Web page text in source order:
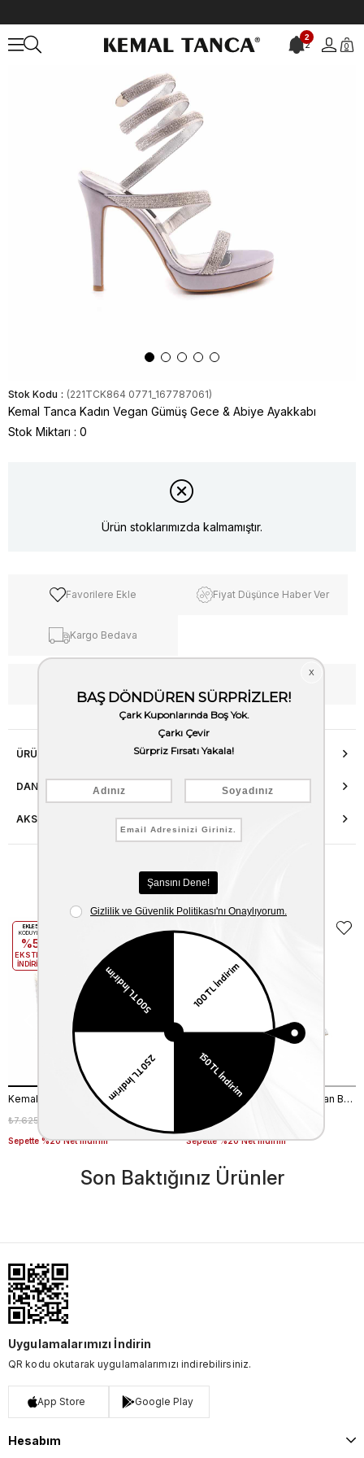
2
2 0
Stok Kodu (221TCK864 0771_167787061)
Kemal Tanca Kadın Vegan Gümüş Gece & Abiye Ayakkabı
Stok Miktarı : 0
Ürün stoklarımızda kalmamıştır.
Favorilere Ekle Fiyat Düşünce Haber Ver
Kargo Bedava
ÜRÜN ÖZELLIKLERI
DANIŞMA HATTI
AKSESUAR ONARIMI
Benzer Ürünler
₺7.625,00
Sepette %20 Net İndirim
%30
EKLE5
KODUYLA
%5
EKSTRA
İNDİRİM
Rouge Kadın Taşlı Neolit Taban Beyaz Süet Gece & Abiye Ayakkabı
₺14.750,00
Sepette %20 Net İndirim
KODUYLA
%5
Son Baktığınız Ürünler
Uygulamalarımızı İndirin
QR kodu okutarak uygulamalarımızı indirebilirsiniz.
App Store Google Play
Hesabım